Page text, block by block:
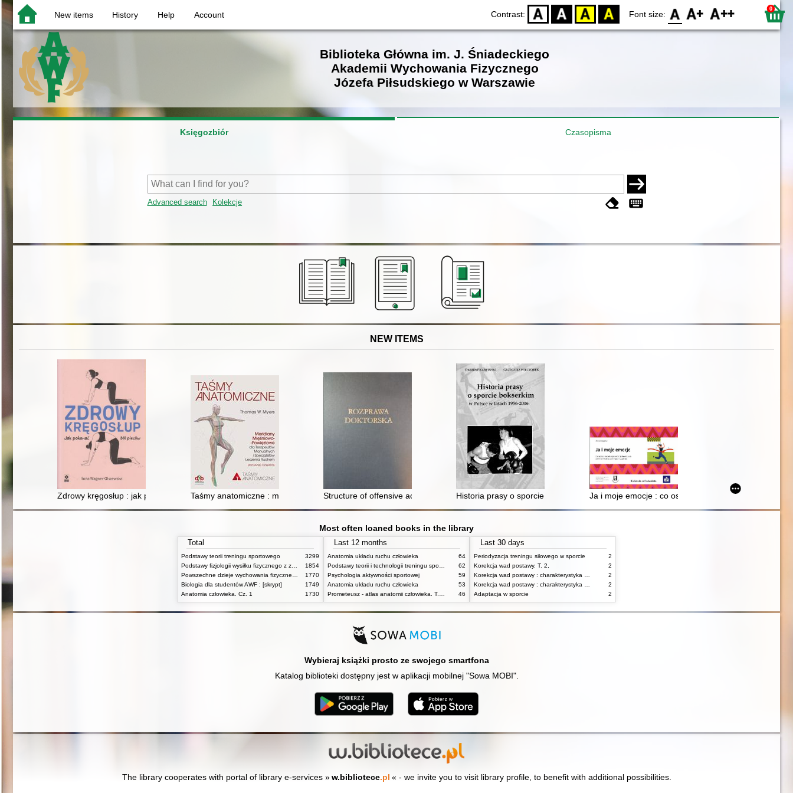
New items History Help Account Contrast: D BW YB BY Font size: F0 F1 F2 0
Biblioteka Główna im. J. Śniadeckiego
Akademii Wychowania Fizycznego
Józefa Piłsudskiego w Warszawie
Księgozbiór Czasopisma
Advanced search Kolekcje
NEW ITEMS
Zdrowy kręgosłup : jak pokonać ból plecówTaśmy anatomiczne : meridiany mięśniowo-powięziowe dla terapeutów manualnych i specjalistów leczenia ruchem
Structure of offensive actions in basketball based on the 2015 and 2017 EuroBasket matches : doctoral thesis
Historia prasy o sporcie bokserskim w Polsce w latach 1956-2006
Ja i moje emocje : co osoba z niepełnosprawnością
Most often loaned books in the library
Total
Podstawy teorii treningu sportowego
3299
1854
1770
Biologia dla studentów AWF : [skrypt]
1749
Anatomia człowieka. Cz. 1
1730
Last 12 months
Anatomia układu ruchu człowieka
64
62
Psychologia aktywności sportowej
59
Anatomia układu ruchu człowieka
53
46
Last 30 days
Periodyzacja treningu siłowego w sporcie
2
Korekcja wad postawy. T. 2,
2
2
2
Adaptacja w sporcie
2
Wybieraj książki prosto ze swojego smartfona
Katalog biblioteki dostępny jest w aplikacji mobilnej "Sowa MOBI".
The library cooperates with portal of library e-services » w.bibliotece.pl « - we invite you to visit library profile, to benefit with additional possibilities.